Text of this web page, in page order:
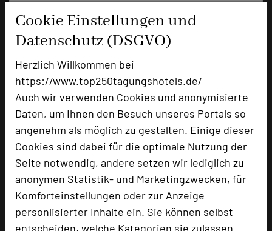
Cookie Einstellungen und
Datenschutz (DSGVO)
Herzlich Willkommen bei
https://www.top250tagungshotels.de/
Auch wir verwenden Cookies und anonymisierte
Daten, um Ihnen den Besuch unseres Portals so
angenehm als möglich zu gestalten. Einige dieser
Cookies sind dabei für die optimale Nutzung der
Seite notwendig, andere setzen wir lediglich zu
anonymen Statistik- und Marketingzwecken, für
Komforteinstellungen oder zur Anzeige
personlisierter Inhalte ein. Sie können selbst
entscheiden, welche Kategorien sie zulassen
zur Tagungsanfrage hinzufügen
Bewertung
Tagungsplaner
Tagungsleiter
Tagungsteilnehmer
Hotel bewerten